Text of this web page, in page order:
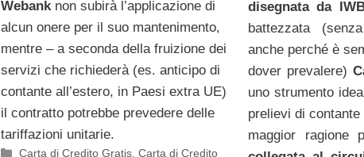
Webanknon subirà l’applicazione di
alcun onere per il suo mantenimento,
mentre – a seconda della fruizione dei
servizi che richiederà (es. anticipo di
contante all’estero, in Paesi extra UE)
il contratto potrebbe prevedere delle
tariffazioni unitarie.
Categorie
Carta di Credito Gratis ,Carta di Credito
disegnata da
battezzata
anche perché è
dover prevalere)
uno strumento
prelievi di
maggior